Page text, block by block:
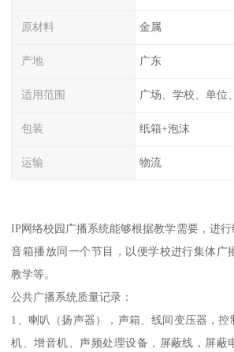
原材料 金属
产地 广东
适用范围 广场、学校、单位
包装 纸箱+泡沫
运输 物流
IP网络校园广播系统能够根据教学需要，进
音箱播放同一个节目，以便学校进行集体广
教学等。
公共广播系统质量记录：
1、喇叭（扬声器），声箱、线间变压器，
机、增音机、声频处理设备，屏蔽线，屏蔽